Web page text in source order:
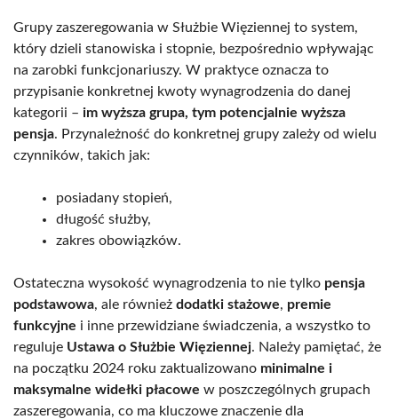
Grupy zaszeregowania w Służbie Więziennej to system,
który dzieli stanowiska i stopnie, bezpośrednio wpływając
na zarobki funkcjonariuszy. W praktyce oznacza to
przypisanie konkretnej kwoty wynagrodzenia do danej
kategorii – im wyższa grupa, tym potencjalnie wyższa
pensja. Przynależność do konkretnej grupy zależy od wielu
czynników, takich jak:
posiadany stopień,
długość służby,
zakres obowiązków.
Ostateczna wysokość wynagrodzenia to nie tylko pensja
podstawowa, ale również dodatki stażowe, premie
funkcyjne i inne przewidziane świadczenia, a wszystko to
reguluje Ustawa o Służbie Więziennej. Należy pamiętać, że
na początku 2024 roku zaktualizowano minimalne i
maksymalne widełki płacowe w poszczególnych grupach
zaszeregowania, co ma kluczowe znaczenie dla